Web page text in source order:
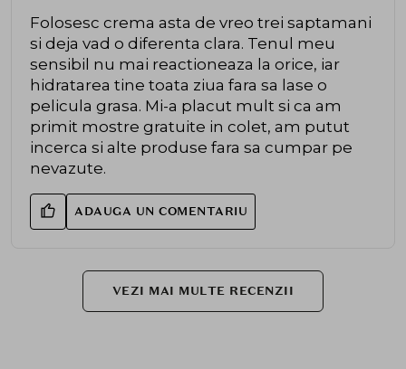
Folosesc crema asta de vreo trei saptamani
si deja vad o diferenta clara. Tenul meu
sensibil nu mai reactioneaza la orice, iar
hidratarea tine toata ziua fara sa lase o
pelicula grasa. Mi-a placut mult si ca am
primit mostre gratuite in colet, am putut
incerca si alte produse fara sa cumpar pe
nevazute.
ADAUGA UN COMENTARIU
VEZI MAI MULTE RECENZII